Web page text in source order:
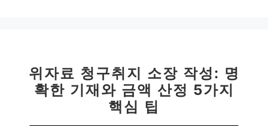
위자료 청구취지 소장 작성: 명
확한 기재와 금액 산정 5가지
핵심 팁